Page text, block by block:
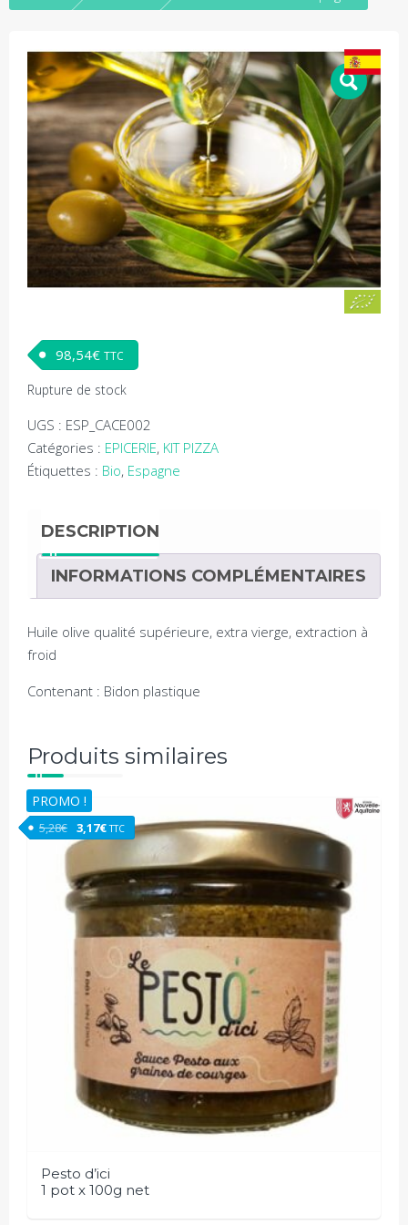
98,54€ TTC
Rupture de stock
UGS : ESP_CACE002
Catégories : EPICERIE, KIT PIZZA
Étiquettes : Bio, Espagne
DESCRIPTION
INFORMATIONS COMPLÉMENTAIRES
Huile olive qualité supérieure, extra vierge, extraction à
froid
Contenant : Bidon plastique
Produits similaires
PROMO !
Pesto d’ici
1 pot x 100g net
5,28€ Le prix initial était : 5,28€.
3,17€Le prix actuel est : 3,17€.
TTC